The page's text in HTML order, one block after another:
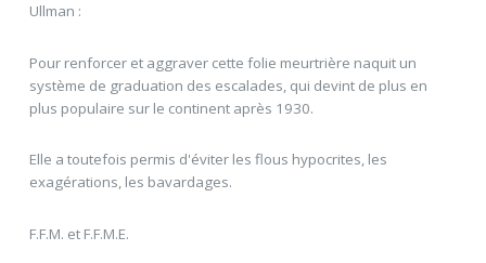
Ullman :
Pour renforcer et aggraver cette folie meurtrière naquit un
système de graduation des escalades, qui devint de plus en
plus populaire sur le continent après 1930.
Elle a toutefois permis d'éviter les flous hypocrites, les
exagérations, les bavardages.
F.F.M. et F.F.M.E.